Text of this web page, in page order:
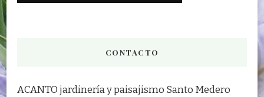
CONTACTO
ACANTO jardinería y paisajismo Santo Medero